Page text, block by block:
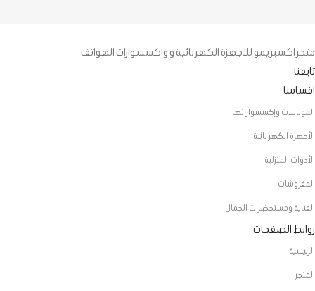
متجر اكسبريمو للاجهزة الكهربائية و واكسسوارات الهواتف
تابعنا
اقسامنا
الموبايلات وإكسسواراتها
الأجهزة الكهربائية
الأدوات المنزلية
المفروشات
العناية ومستحضرات الجمال
روابط الصفحات
الرئيسية
المتجر